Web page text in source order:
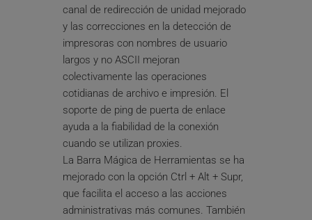
canal de redirección de unidad mejorado
y las correcciones en la detección de
impresoras con nombres de usuario
largos y no ASCII mejoran
colectivamente las operaciones
cotidianas de archivo e impresión. El
soporte de ping de puerta de enlace
ayuda a la fiabilidad de la conexión
cuando se utilizan proxies.
La Barra Mágica de Herramientas se ha
mejorado con la opción Ctrl + Alt + Supr,
que facilita el acceso a las acciones
administrativas más comunes. También